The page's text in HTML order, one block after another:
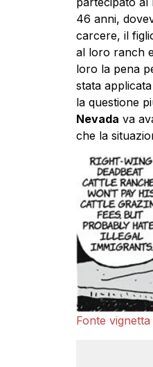
46 anni,
carcere, il
al loro ranch
loro la pena
stata
la questione
Nevada va
che la
Fonte vignetta